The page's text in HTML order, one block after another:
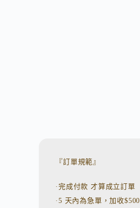
『訂單規範』
·完成付款 才算成立訂單
·5 天內為急單，加收$500